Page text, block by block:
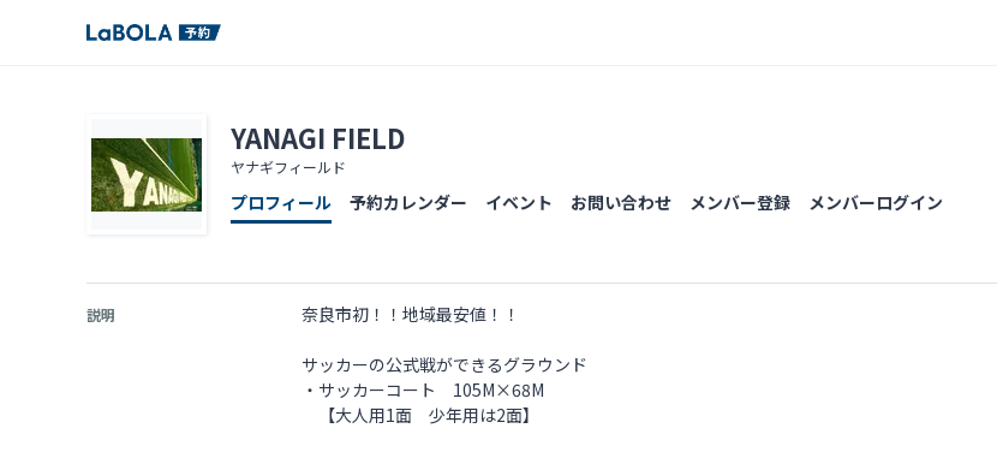
YANAGI FIELD
ヤナギフィールド
プロフィール 予約カレンダー イベント お問い合わせ メンバー登録 メンバーログイン
説明 奈良市初！！地域最安値！！
サッカーの公式戦ができるグラウンド
・サッカーコート 105M×68M
【大人用1面 少年用は2面】